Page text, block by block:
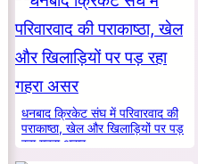
धनबाद क्रिकेट संघ में परिवारवाद की
पराकाष्ठा, खेल और खिलाड़ियों पर पड़
रहा गहरा असर